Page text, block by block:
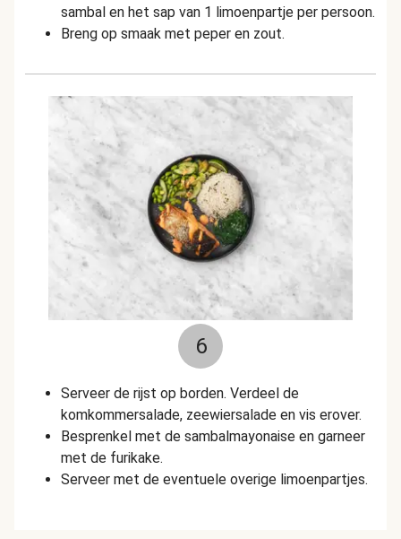
sambal en het sap van 1 limoenpartje per persoon.
Breng op smaak met peper en zout.
6
Serveer de rijst op borden. Verdeel de
komkommersalade, zeewiersalade en vis erover.
Besprenkel met de sambalmayonaise en garneer
met de furikake.
Serveer met de eventuele overige limoenpartjes.